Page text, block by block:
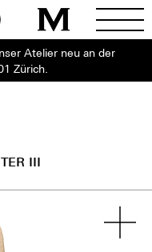
Atelier neu an der
Zürich.
III